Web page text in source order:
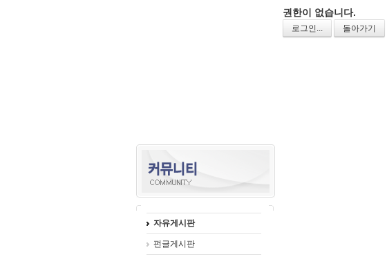
자유게시판
펀글게시판
권한이 없습니다.
로그인... 돌아가기